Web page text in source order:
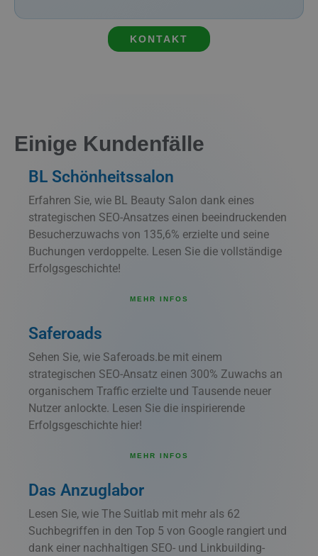
KONTAKT
Einige Kundenfälle
BL Schönheitssalon
Erfahren Sie, wie BL Beauty Salon dank eines
strategischen SEO-Ansatzes einen beeindruckenden
Besucherzuwachs von 135,6% erzielte und seine
Buchungen verdoppelte. Lesen Sie die vollständige
Erfolgsgeschichte!
MEHR INFOS
Saferoads
Sehen Sie, wie Saferoads.be mit einem
strategischen SEO-Ansatz einen 300% Zuwachs an
organischem Traffic erzielte und Tausende neuer
Nutzer anlockte. Lesen Sie die inspirierende
Erfolgsgeschichte hier!
MEHR INFOS
Das Anzuglabor
Lesen Sie, wie The Suitlab mit mehr als 62
Suchbegriffen in den Top 5 von Google rangiert und
dank einer nachhaltigen SEO- und Linkbuilding-